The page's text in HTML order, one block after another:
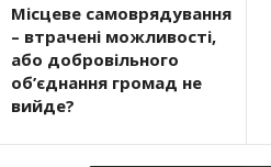
Місцеве самоврядування
– втрачені можливості,
або добровільного
об’єднання громад не
вийде?